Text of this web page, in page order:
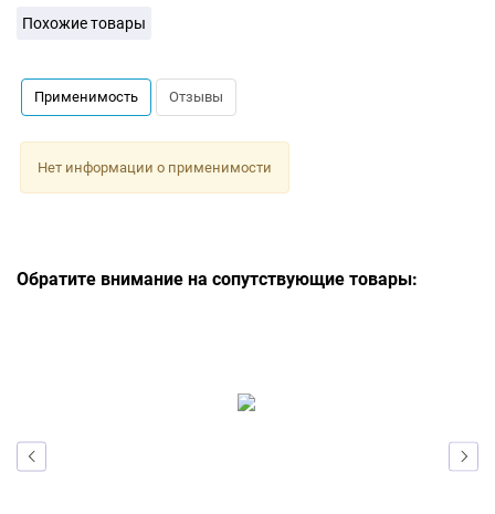
Похожие товары
Применимость Отзывы
Нет информации о применимости
Обратите внимание на сопутствующие товары: